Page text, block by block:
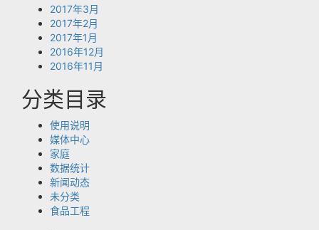
2017年3月
2017年2月
2017年1月
2016年12月
2016年11月
分类目录
使用说明
媒体中心
家庭
数据统计
新闻动态
未分类
食品工程